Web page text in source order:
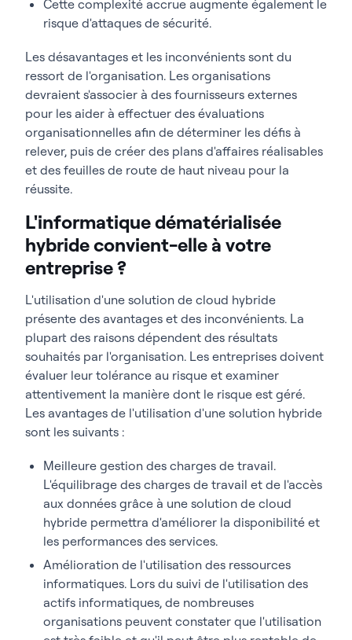
Cette complexité accrue augmente également le
risque d'attaques de sécurité.
Les désavantages et les inconvénients sont du
ressort de l'organisation. Les organisations
devraient s'associer à des fournisseurs externes
pour les aider à effectuer des évaluations
organisationnelles afin de déterminer les défis à
relever, puis de créer des plans d'affaires réalisables
et des feuilles de route de haut niveau pour la
réussite.
L'informatique dématérialisée
hybride convient-elle à votre
entreprise ?
L'utilisation d'une solution de cloud hybride
présente des avantages et des inconvénients. La
plupart des raisons dépendent des résultats
souhaités par l'organisation. Les entreprises doivent
évaluer leur tolérance au risque et examiner
attentivement la manière dont le risque est géré.
Les avantages de l'utilisation d'une solution hybride
sont les suivants :
Meilleure gestion des charges de travail.
L'équilibrage des charges de travail et de l'accès
aux données grâce à une solution de cloud
hybride permettra d'améliorer la disponibilité et
les performances des services.
Amélioration de l'utilisation des ressources
informatiques. Lors du suivi de l'utilisation des
actifs informatiques, de nombreuses
organisations peuvent constater que l'utilisation